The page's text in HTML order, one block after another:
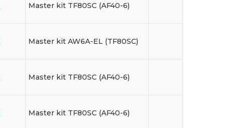
Master kit TF80SC (AF40-6)
Master kit AW6A-EL (TF80SC)
Master kit TF80SC (AF40-6)
Master kit TF80SC (AF40-6)